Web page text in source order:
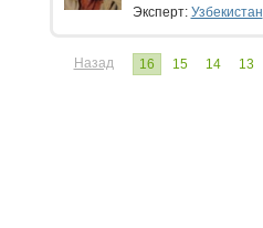
Эксперт: Узбекистан
Назад 16 15 14 13